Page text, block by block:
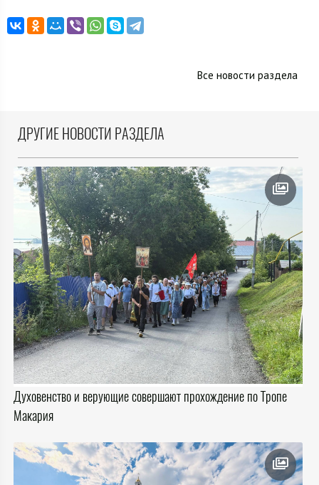
Все новости раздела
ДРУГИЕ НОВОСТИ РАЗДЕЛА
Духовенство и верующие совершают прохождение по Тропе
Макария